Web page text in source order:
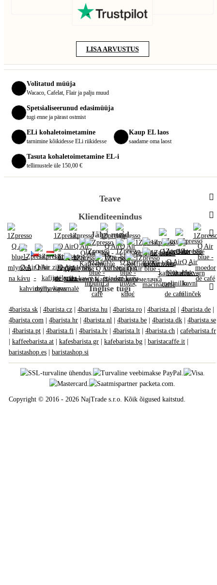
LISA ARVUSTUS
Volitatud müüja
Wacaco, Cafelat, Flair ja palju muud
Spetsialiseerunud edasimüüja
tugi enne ja pärast ostmist
ELi kohaletoimetamine
tarnimine kõikidesse ELi riikidesse
Kaup EL laos
saadame oma laost
Tasuta kohaletoimetamine EL-i
tellimustele üle 150,00 €
Teave
Klienditeenindus
Jälgi meid
Inglise tugi
4barista.sk 4barista.cz 4barista.hu 4barista.ro 4barista.pl 4barista.de
4barista.com
4barista.hr 4barista.nl 4barista.be 4barista.dk
4barista.se
4barista.pt 4barista.fi 4barista.lv 4barista.lt 4barista.ch
cafebarista.fr
kaffeebarista.at kafesbarista.gr kafebarista.bg baristacaffe.it
baristashop.es
baristashop.si
Copyright © 2016 - 2026 NajTrade s.r.o. Kõik õigused kaitstud.